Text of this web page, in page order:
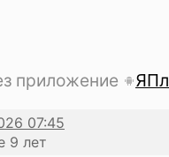
приложение
9 лет